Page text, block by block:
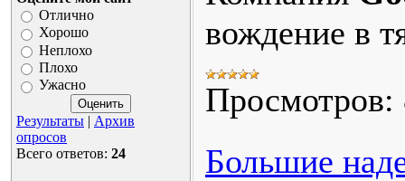
Отлично
Хорошо
Неплохо
Плохо
Ужасно
Результаты | Архив
опросов
Всего ответов: 24
вождение в
Просмотров:
Большие